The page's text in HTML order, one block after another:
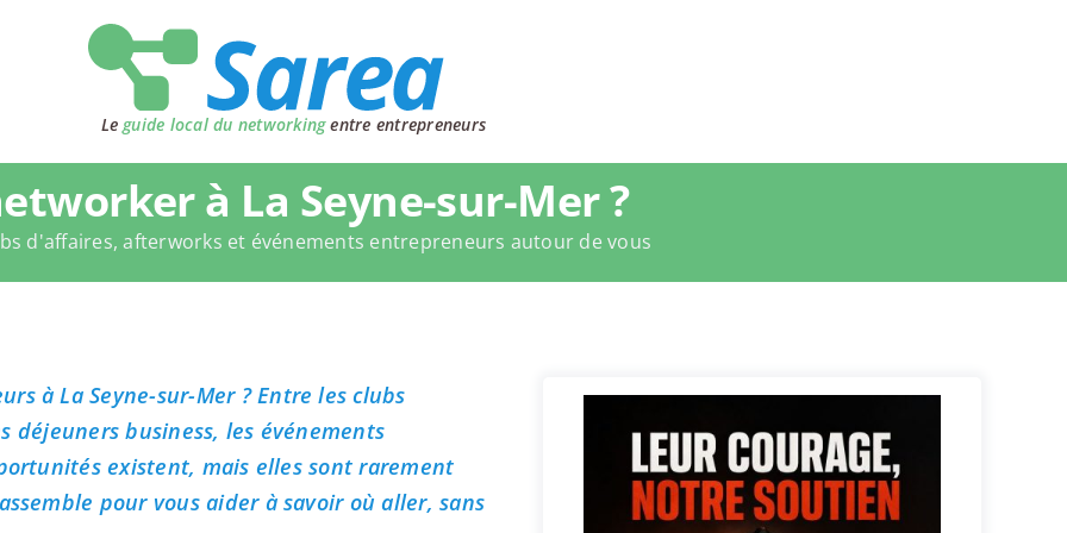
Le guide local du networkingentre entrepreneurs
à La Seyne-sur-Mer ?
d'affaires, afterworks et événements entrepreneurs autour de vous
à La Seyne-sur-Mer ? Entre les clubs
déjeuners business, les événements
existent, mais elles sont rarement
pour vous aider à savoir où aller, sans